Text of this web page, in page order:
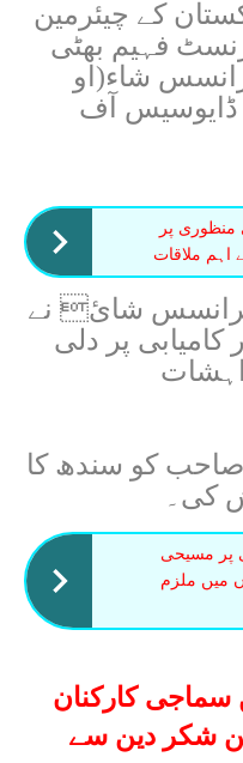
کے چیئرمین
فہیم بھٹی
شاء(او
ڈایوسیس آف
پر
شائ نے
کامیابی پر دلی
صاحب کو سندھ کا
کی۔
پر مسیحی
پولیس نے 24 گھنٹوں میں ملزم
سماجی کارکنان
شکر دین سے